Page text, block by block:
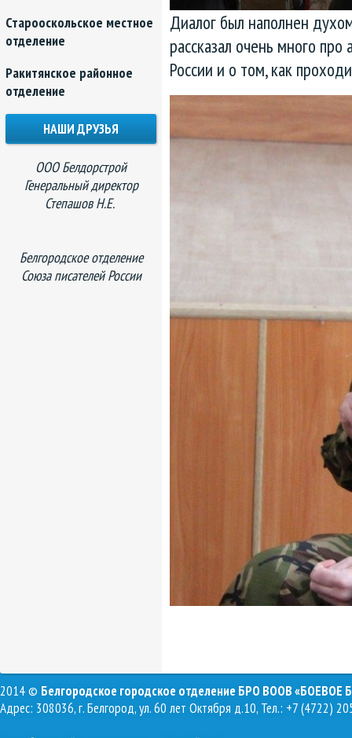
Диалог был наполнен
рассказал очень много
России и о том, как
Старооскольское местное
отделение
Ракитянское районное
отделение
НАШИ ДРУЗЬЯ
ООО Белдорстрой
Генеральный директор
Степашов Н.Е.
Белгородское отделение
Союза писателей России
2014 © Белгородское городское отделение БРО ВООВ «БОЕВОЕ
Адрес: 308036, г. Белгород, ул. 60 лет Октября д.10, Тел.: +7 (4722)